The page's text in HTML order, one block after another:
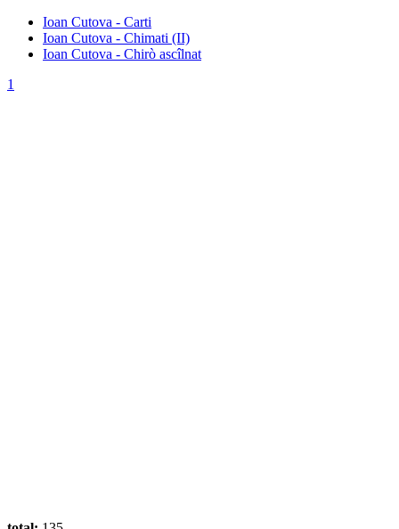
Ioan Cutova - Carti
Ioan Cutova - Chimati (II)
Ioan Cutova - Chirò ascîlnat
1